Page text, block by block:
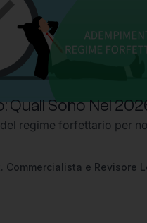
Sono Nel
regime forfettario per
Commercialista e Revisore